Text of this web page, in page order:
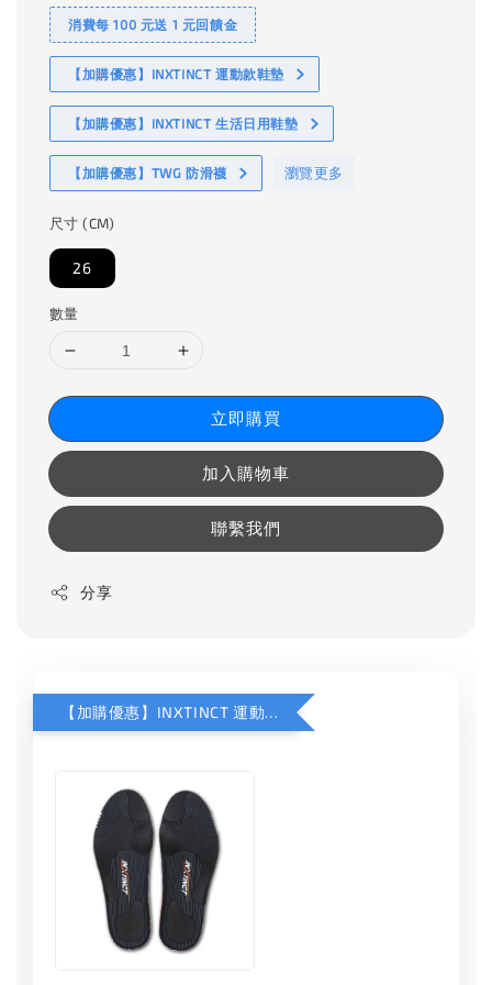
消費每 100 元送 1 元回饋金
【加購優惠】INXTINCT 運動款鞋墊
【加購優惠】INXTINCT 生活日用鞋墊
【加購優惠】TWG 防滑襪 瀏覽更多
尺寸 (CM)
26
數量
立即購買
加入購物車
聯繫我們
分享
【加購優惠】INXTINCT 運動款鞋墊